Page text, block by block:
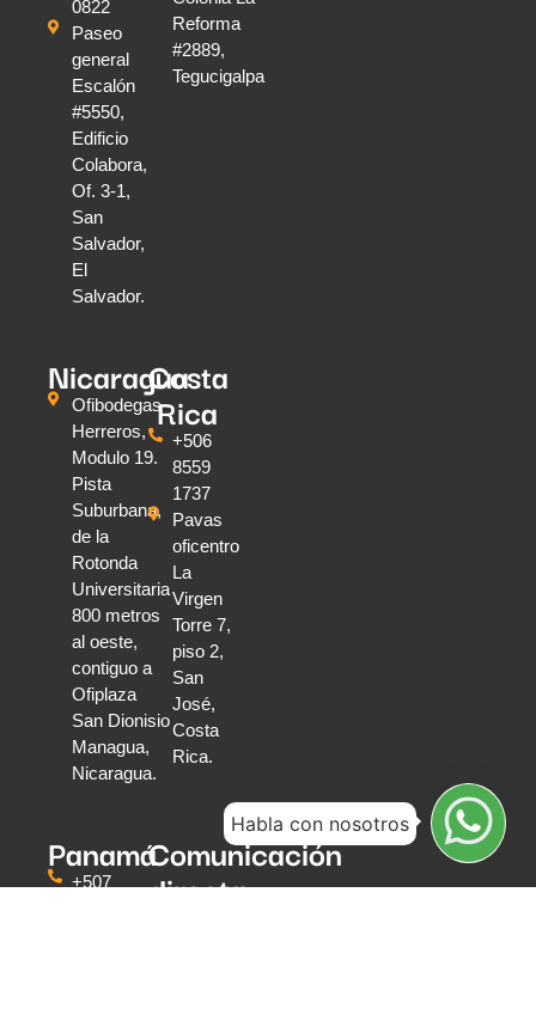
0822
Paseo
general
Escalón
#5550,
Edificio
Colabora,
Of. 3-1,
San
Salvador,
El
Salvador.
Reforma
#2889,
Tegucigalpa
Nicaragua
Ofibodegas
Herreros,
Modulo 19.
Pista
Suburbana,
de la
Rotonda
Universitaria
800 metros
al oeste,
contiguo a
Ofiplaza
San Dionisio
Managua,
Nicaragua.
Costa
Rica
+506
8559
1737
Pavas
oficentro
La
Virgen
Torre 7,
piso 2,
San
José,
Costa
Rica.
Panamá
+507
Comunicación
directa
Habla con nosotros